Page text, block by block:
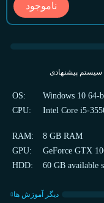
ناموجود
سیستم پیشنهادی
OS:
Windows 10 64-
CPU:
RAM:
8 GB RAM
GPU:
GeForce GTX
HDD:
60 GB available
دیگر آموزش ها